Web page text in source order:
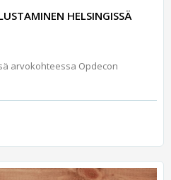
HELSINGISSÄ
arvokohteessa Opdecon